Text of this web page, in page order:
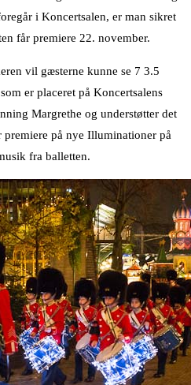
i Koncertsalen, er man sikret
får premiere 22. november.
vil gæsterne kunne se 7 3.5
er placeret på Koncertsalens
Margrethe og understøtter det
premiere på nye Illuminationer på
fra balletten.